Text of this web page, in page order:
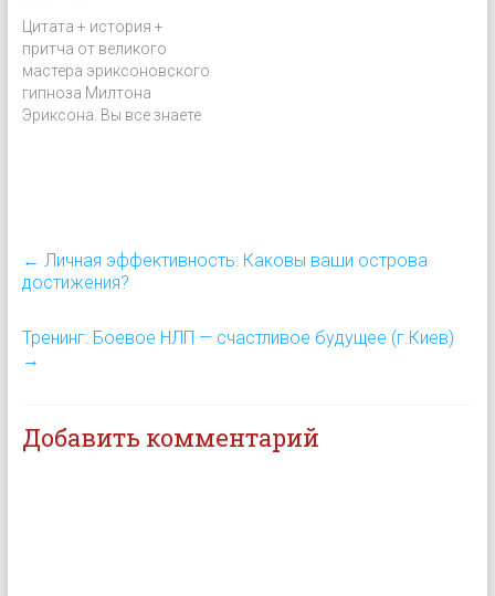
Цитата + история +
притча от великого
мастера эриксоновского
гипноза Милтона
Эриксона. Вы все знаете
набраться смелости и
полностью войти в воду.
о Максе и Ванде.…
← Личная эффективность: Каковы ваши острова
достижения?
Тренинг: Боевое НЛП — счастливое будущее (г.Киев)
→
Добавить комментарий